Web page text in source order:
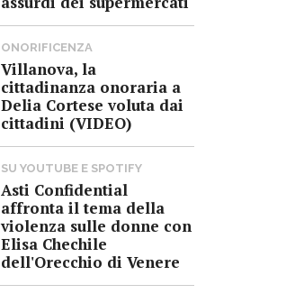
ONORIFICENZA
Villanova, la
cittadinanza onoraria a
Delia Cortese voluta dai
cittadini (VIDEO)
SU YOUTUBE E SPOTIFY
Asti Confidential
affronta il tema della
violenza sulle donne con
Elisa Chechile
dell'Orecchio di Venere